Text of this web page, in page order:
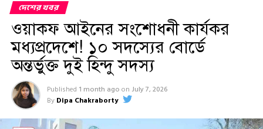
দেশের খবর
ওয়াকফ আইনের সংশোধনী কার্যকর
মধ্যপ্রদেশে! ১০ সদস্যের বোর্ডে
অন্তর্ভুক্ত দুই হিন্দু সদস্য
Published 1 month ago on July 7, 2026
By Dipa Chakraborty